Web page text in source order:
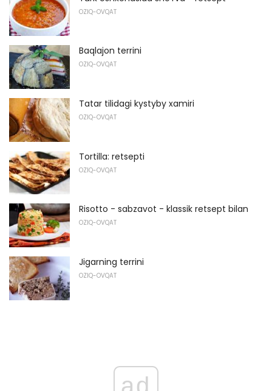
OZIQ-OVQAT
Baqlajon terrini
OZIQ-OVQAT
Tatar tilidagi kystyby xamiri
OZIQ-OVQAT
Tortilla: retsepti
OZIQ-OVQAT
Risotto - sabzavot - klassik retsept bilan
OZIQ-OVQAT
Jigarning terrini
OZIQ-OVQAT
ad